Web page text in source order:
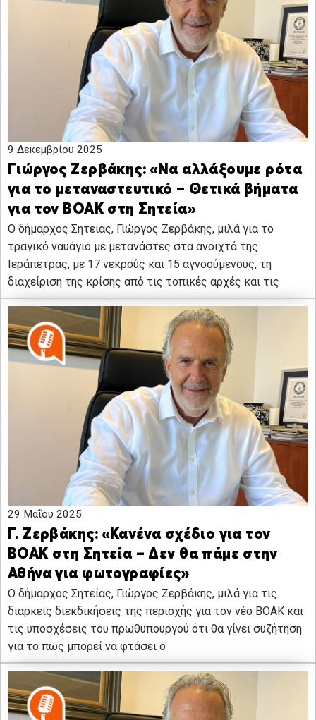
9 Δεκεμβρίου 2025
Γιώργος Ζερβάκης: «Να αλλάξουμε ρότα
για το μεταναστευτικό – Θετικά βήματα
για τον ΒΟΑΚ στη Σητεία»
Ο δήμαρχος Σητείας, Γιώργος Ζερβάκης, μιλά για το
τραγικό ναυάγιο με μετανάστες στα ανοιχτά της
Ιεράπετρας, με 17 νεκρούς και 15 αγνοούμενους, τη
διαχείριση της κρίσης από τις τοπικές αρχές και τις
29 Μαΐου 2025
Γ. Ζερβάκης: «Κανένα σχέδιο για τον
ΒΟΑΚ στη Σητεία – Δεν θα πάμε στην
Αθήνα για φωτογραφίες»
Ο δήμαρχος Σητείας, Γιώργος Ζερβάκης, μιλά για τις
διαρκείς διεκδικήσεις της περιοχής για τον νέο ΒΟΑΚ και
τις υποσχέσεις του πρωθυπουργού ότι θα γίνει συζήτηση
για το πως μπορεί να φτάσει ο